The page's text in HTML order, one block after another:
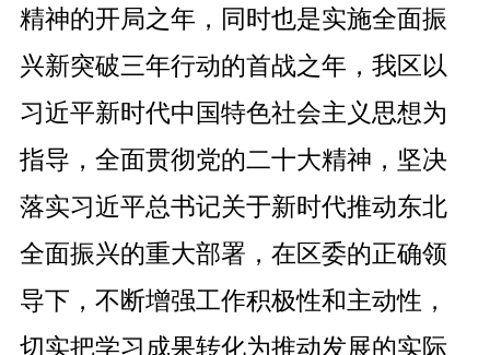
精神的开局之年，同时也是实施全面振
兴新突破三年行动的首战之年，我区以
习近平新时代中国特色社会主义思想为
指导，全面贯彻党的二十大精神，坚决
落实习近平总书记关于新时代推动东北
全面振兴的重大部署，在区委的正确领
导下，不断增强工作积极性和主动性，
切实把学习成果转化为推动发展的实际